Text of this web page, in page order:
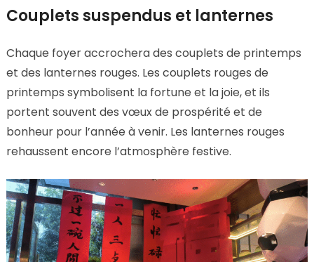
Couplets suspendus et lanternes
Chaque foyer accrochera des couplets de printemps
et des lanternes rouges. Les couplets rouges de
printemps symbolisent la fortune et la joie, et ils
portent souvent des vœux de prospérité et de
bonheur pour l’année à venir. Les lanternes rouges
rehaussent encore l’atmosphère festive.